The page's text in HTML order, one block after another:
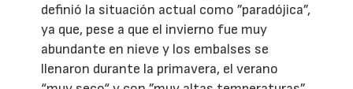
definió la situación actual como ”paradójica”,
ya que, pese a que el invierno fue muy
abundante en nieve y los embalses se
llenaron durante la primavera, el verano